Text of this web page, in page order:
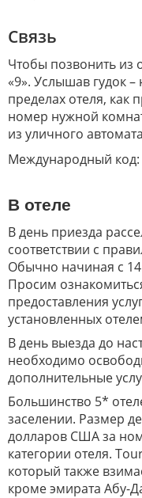
Связь
Чтобы позвонить из
«9». Услышав гудок
пределах отеля, как
номер нужной
из уличного
Международный код:
В отеле
В день приезда
соответствии с
Обычно начиная с
Просим
предоставления
установленных
В день выезда до
необходимо
дополнительные
Большинство 5*
заселении. Размер
долларов США за
категории отеля.
который также
кроме эмирата Абу-